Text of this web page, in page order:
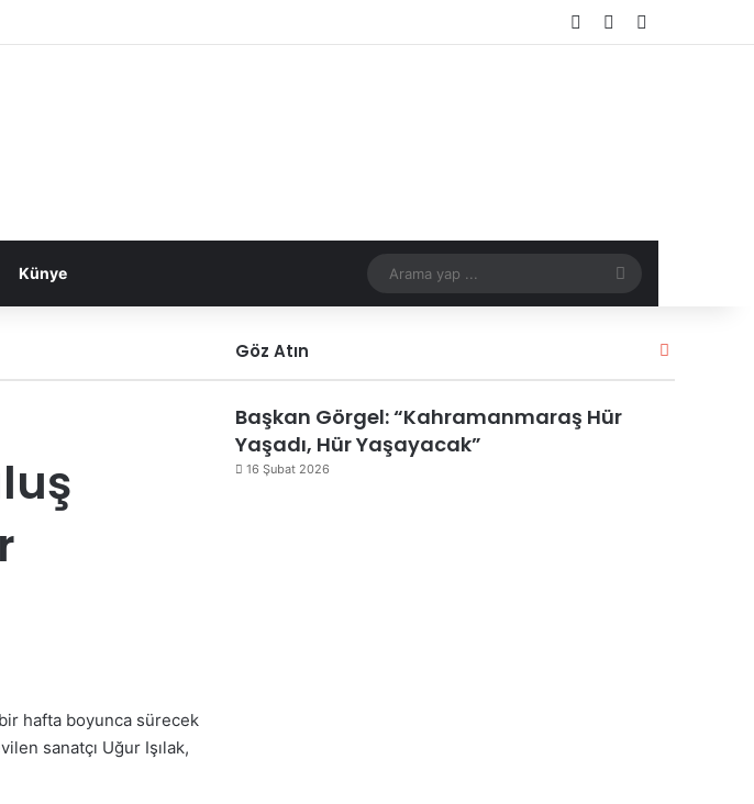
Kayıt OlRastgele Makale
Künye
Arama
yap
hafta boyunca sürecek
sanatçı Uğur Işılak,
Göz Atın Kapalı
Başkan Görgel: “Kahramanmaraş Hür
Yaşadı, Hür Yaşayacak”
16 Şubat 2026